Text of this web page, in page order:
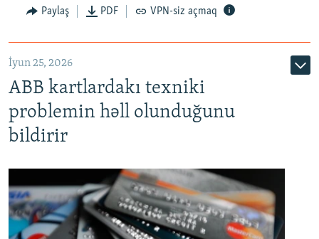
Auto 240p 360p 480p
720p 1080p
Paylaş PDF VPN-siz açmaq
İyun 25, 2026
ABB kartlardakı texniki
problemin həll olunduğunu
bildirir